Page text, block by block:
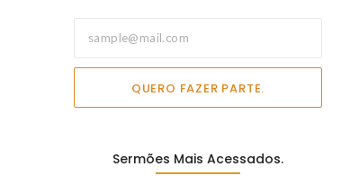
QUERO FAZER PARTE.
Sermões Mais Acessados.